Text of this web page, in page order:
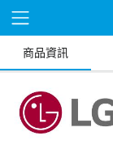
商品資訊